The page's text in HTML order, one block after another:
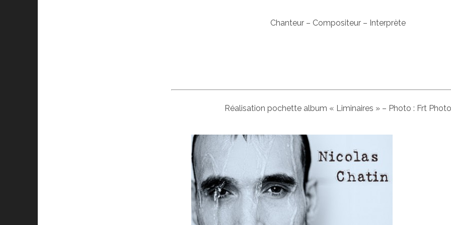
Chanteur – Compositeur – Interprète
Réalisation pochette album « Liminaires » – Photo : Frt